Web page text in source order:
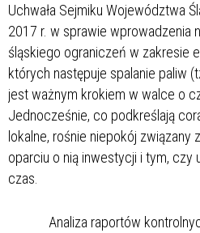
Uchwała Sejmiku Województwa
2017 r. w sprawie wprowadzenia
śląskiego ograniczeń w zakresie
których następuje spalanie paliw
jest ważnym krokiem w walce o
Jednocześnie, co podkreślają
lokalne, rośnie niepokój związany
oparciu o nią inwestycji i tym, czy
czas.
Analiza raportów